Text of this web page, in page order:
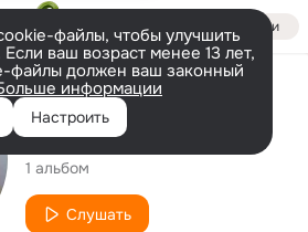
Войти
файлы, чтобы улучшить
ваш возраст менее 13 лет,
файлы должен ваш законный
информации
Настроить
Исполнитель
Valmont Payne
1 альбом
Слушать